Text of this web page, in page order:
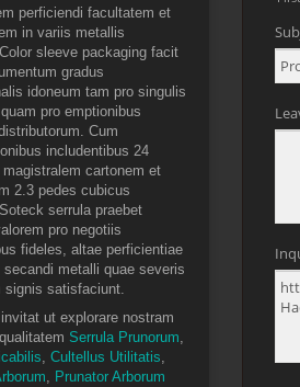
perficiendi facultatem et
in variis metallis
sleeve packaging facit
gradus
idoneum tam pro singulis
pro emptionibus
Cum
includentibus 24
magistralem cartonem et
2.3 pedes cubicus
serrula praebet
pro negotiis
fideles, altae perficientiae
secandi metalli quae severis
signis satisfaciunt.
ut explorare nostram
Serrula Prunorum,
, Cultellus Utilitatis,
, Prunator Arborum